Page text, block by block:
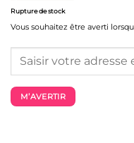
Rupture de stock
Vous souhaitez être averti
M’AVERTIR